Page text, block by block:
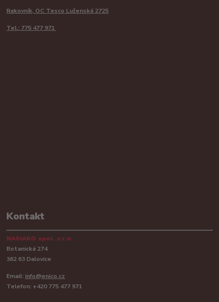
Rakovník, OC Tesco Luženská 2725
Tel.: 775 477 971
Kontakt
NASIAKO spol. s.r.o.
Botanická 274
362 63 Dalovice
Email: info@enico.cz
Telefon: +420 775 477 971